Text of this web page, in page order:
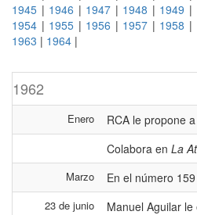
1945 | 1946 | 1947 | 1948 | 1949 |
1954 | 1955 | 1956 | 1957 | 1958 |
1963 | 1964 |
1962
Enero
RCA le propone
Colabora en La
Marzo En el número
23 de junio Manuel Aguilar